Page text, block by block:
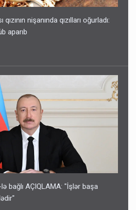
nişanında qızılları oğurladı:
aparıb
bağlı AÇIQLAMA: "İşlər başa